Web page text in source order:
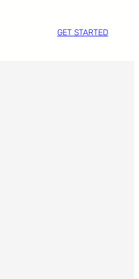
GET STARTED